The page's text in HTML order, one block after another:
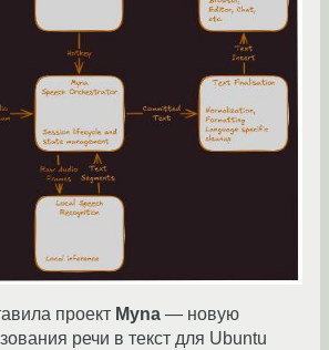
проект Myna — новую
речи в текст для Ubuntu